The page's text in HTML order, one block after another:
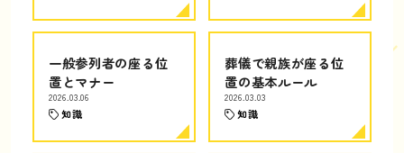
一般参列者の座る位
置とマナー
2026.03.06
知識
葬儀で親族が座る位
置の基本ルール
2026.03.03
知識